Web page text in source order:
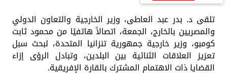
تلقى د. بدر عبد العاطى، وزير الخارجية والتعاون الدولي
والمصريين بالخارج، الجمعة، اتصالاً هاتفيًا من محمود ثابت
كومبو، وزير خارجية جمهورية تنزانيا المتحدة، لبحث سبل
تعزيز العلاقات الثنائية بين البلدين، وتبادل الرؤى إزاء
القضايا ذات الاهتمام المشترك بالقارة الإفريقية.